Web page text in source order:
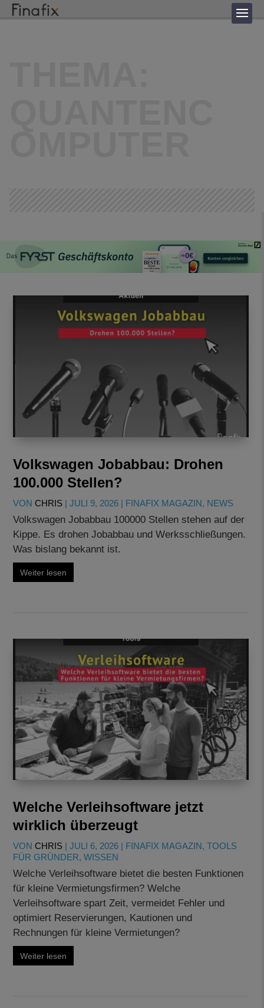
Volkswagen Jobabbau: Drohen
100.000 Stellen?
VONCHRIS |JULI 9, 2026 | FINAFIX MAGAZIN, NEWS
Volkswagen Jobabbau 100000 Stellen stehen auf der
Kippe. Es drohen Jobabbau und Werksschließungen.
Was bislang bekannt ist.
Weiter lesen
Welche Verleihsoftware jetzt
wirklich überzeugt
VONCHRIS |JULI 6, 2026 | FINAFIX MAGAZIN,TOOLS
FÜR GRÜNDER,WISSEN
Welche Verleihsoftware bietet die besten Funktionen
für kleine Vermietungsfirmen? Welche
Verleihsoftware spart Zeit, vermeidet Fehler und
optimiert Reservierungen, Kautionen und
Rechnungen für kleine Vermietungen?
Weiter lesen